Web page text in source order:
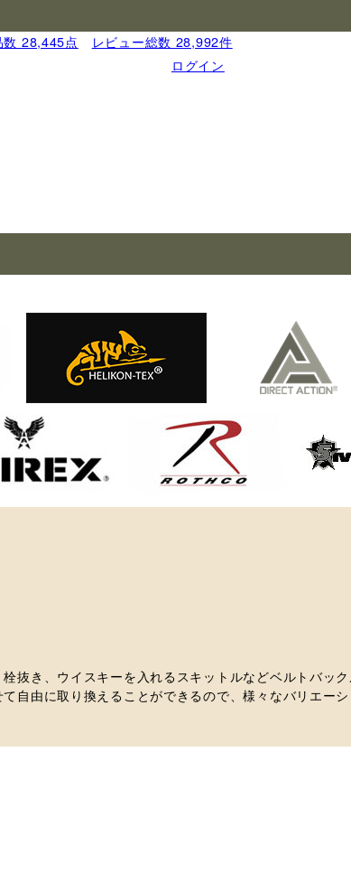
数 28,445点
レビュー総数 28,992件
ログイン
抜き、ウイスキーを入れるスキットルなどベルトバッ
自由に取り換えることができるので、様々なバリエーシ